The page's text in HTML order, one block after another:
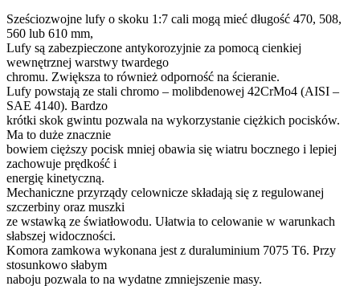
Sześciozwojne lufy o skoku 1:7 cali mogą mieć długość 470, 508,
560 lub 610 mm,
Lufy są zabezpieczone antykorozyjnie za pomocą cienkiej
wewnętrznej warstwy twardego
chromu. Zwiększa to również odporność na ścieranie.
Lufy powstają ze stali chromo – molibdenowej 42CrMo4 (AISI –
SAE 4140). Bardzo
krótki skok gwintu pozwala na wykorzystanie ciężkich pocisków.
Ma to duże znacznie
bowiem cięższy pocisk mniej obawia się wiatru bocznego i lepiej
zachowuje prędkość i
energię kinetyczną.
Mechaniczne przyrządy celownicze składają się z regulowanej
szczerbiny oraz muszki
ze wstawką ze światłowodu. Ułatwia to celowanie w warunkach
słabszej widoczności.
Komora zamkowa wykonana jest z duraluminium 7075 T6. Przy
stosunkowo słabym
naboju pozwala to na wydatne zmniejszenie masy.